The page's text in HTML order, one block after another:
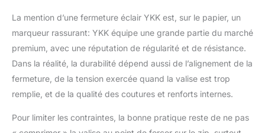
La mention d’une fermeture éclair YKK est, sur le papier, un
marqueur rassurant: YKK équipe une grande partie du marché
premium, avec une réputation de régularité et de résistance.
Dans la réalité, la durabilité dépend aussi de l’alignement de la
fermeture, de la tension exercée quand la valise est trop
remplie, et de la qualité des coutures et renforts internes.
Pour limiter les contraintes, la bonne pratique reste de ne pas